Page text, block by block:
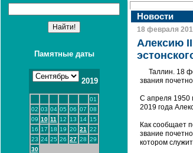
Памятные даты
2019
01
02 03 04 05 06 07 08
09 10 11 12 13 14 15
16 17 18 19 20 21
22
23 24 25 26 27 28 29
30
Новости
18 февраля
Алексию II
Таллин. 18
звания
С апреля 1950
2019 года
Как сообщает
звание
котором